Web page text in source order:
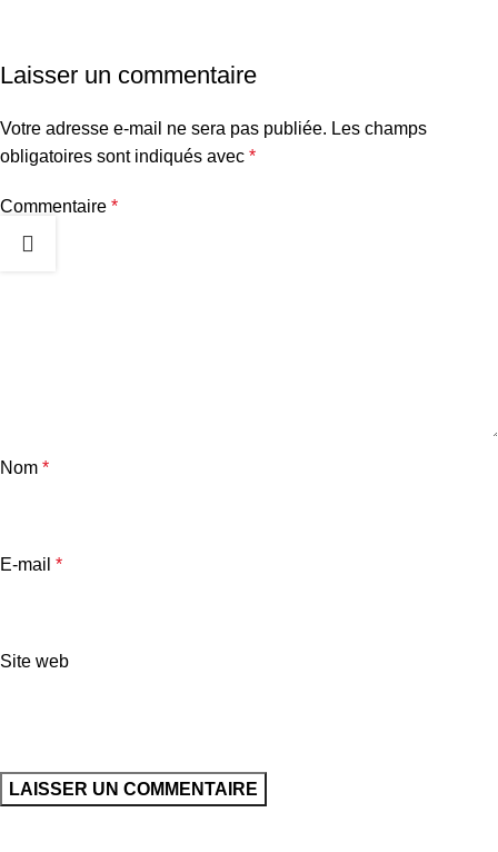
Laisser un commentaire
Votre adresse e-mail ne sera pas publiée. Les champs
obligatoires sont indiqués avec *
Commentaire *
Nom *
E-mail *
Site web